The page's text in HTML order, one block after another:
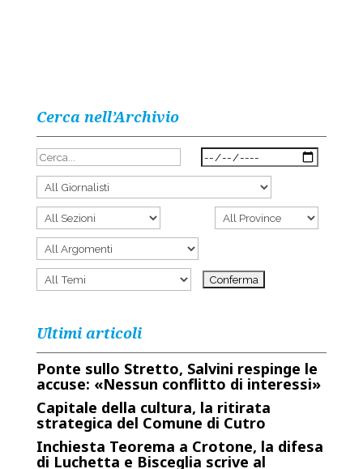
Cerca nell’Archivio
Ultimi articoli
Ponte sullo Stretto, Salvini respinge le
accuse: «Nessun conflitto di interessi»
Capitale della cultura, la ritirata
strategica del Comune di Cutro
Inchiesta Teorema a Crotone, la difesa
di Luchetta e Bisceglia scrive al